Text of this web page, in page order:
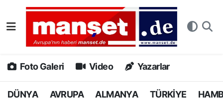
Foto Galeri Video Yazarlar
DÜNYA AVRUPA ALMANYA TÜRKİYE
DÜNYA
AVRUPA
ALMANYA
Nöbetçi Eczaneler
Hava Durumu
Namaz Vakitleri